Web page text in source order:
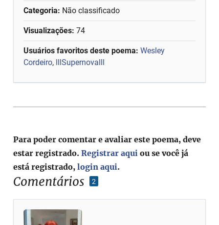
Categoria: Não classificado
Visualizações: 74
Usuários favoritos deste poema: Wesley
Cordeiro, lllSupernovalll
Comentários 2
Para poder comentar e avaliar este poema, deve
estar registrado.Registrar aqui ou se você já
está registrado,login aqui.